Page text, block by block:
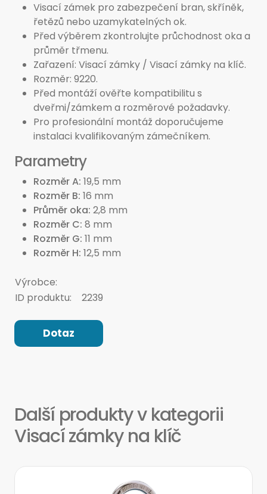
Visací zámek pro zabezpečení bran, skříněk,
řetězů nebo uzamykatelných ok.
Před výběrem zkontrolujte průchodnost oka a
průměr třmenu.
Zařazení: Visací zámky / Visací zámky na klíč.
Rozměr: 9220.
Před montáží ověřte kompatibilitu s
dveřmi/zámkem a rozměrové požadavky.
Pro profesionální montáž doporučujeme
instalaci kvalifikovaným zámečníkem.
Parametry
Rozměr A 19,5 mm
Rozměr B 16 mm
Průměr oka 2,8 mm
Rozměr C 8 mm
Rozměr G 11 mm
Rozměr H 12,5 mm
Výrobce:
ID produktu:
2239
Dotaz
Další produkty v kategorii
Visací zámky na klíč